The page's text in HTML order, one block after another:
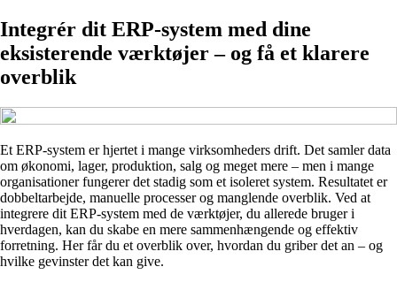
Integrér dit ERP-system med dine
eksisterende værktøjer – og få et klarere
overblik
Et ERP-system er hjertet i mange virksomheders drift. Det samler data
om økonomi, lager, produktion, salg og meget mere – men i mange
organisationer fungerer det stadig som et isoleret system. Resultatet er
dobbeltarbejde, manuelle processer og manglende overblik. Ved at
integrere dit ERP-system med de værktøjer, du allerede bruger i
hverdagen, kan du skabe en mere sammenhængende og effektiv
forretning. Her får du et overblik over, hvordan du griber det an – og
hvilke gevinster det kan give.